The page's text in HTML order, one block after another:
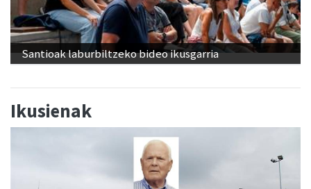
Santioak laburbiltzeko bideo ikusgarria
Ikusienak